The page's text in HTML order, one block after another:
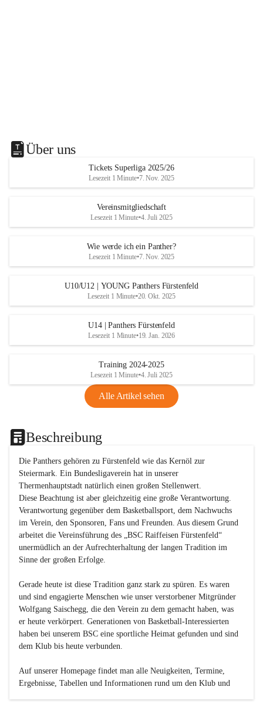
Über uns
Tickets Superliga 2025/26
Lesezeit 1 Minute•7. Nov. 2025
Vereinsmitgliedschaft
Lesezeit 1 Minute•4. Juli 2025
Wie werde ich ein Panther?
Lesezeit 1 Minute•7. Nov. 2025
U10/U12 | YOUNG Panthers Fürstenfeld
Lesezeit 1 Minute•20. Okt. 2025
U14 | Panthers Fürstenfeld
Lesezeit 1 Minute•19. Jan. 2026
Training 2024-2025
Lesezeit 1 Minute•4. Juli 2025
Alle Artikel sehen
Beschreibung
Die Panthers gehören zu Fürstenfeld wie das Kernöl zur
Steiermark. Ein Bundesligaverein hat in unserer
Thermenhauptstadt natürlich einen großen Stellenwert.
Diese Beachtung ist aber gleichzeitig eine große Verantwortung.
Verantwortung gegenüber dem Basketballsport, dem Nachwuchs
im Verein, den Sponsoren, Fans und Freunden. Aus diesem Grund
arbeitet die Vereinsführung des „BSC Raiffeisen Fürstenfeld“
unermüdlich an der Aufrechterhaltung der langen Tradition im
Sinne der großen Erfolge.
Gerade heute ist diese Tradition ganz stark zu spüren. Es waren
und sind engagierte Menschen wie unser verstorbener Mitgründer
Wolfgang Saischegg, die den Verein zu dem gemacht haben, was
er heute verkörpert. Generationen von Basketball-Interessierten
haben bei unserem BSC eine sportliche Heimat gefunden und sind
dem Klub bis heute verbunden.
Auf unserer Homepage findet man alle Neuigkeiten, Termine,
Ergebnisse, Tabellen und Informationen rund um den Klub und